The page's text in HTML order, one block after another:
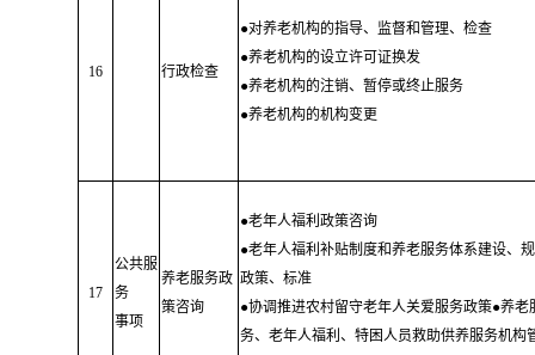
16 行政检查
●对养老机构的指导、监督和管理、检查
●养老机构的设立许可证换发
●养老机构的注销、暂停或终止服务
●养老机构的机构变更
17
公共服
务
事项
养老服务政
策咨询
●老年人福利政策咨询
●老年人福利补贴制度和养老服务体系建设、
政策、标准
●协调推进农村留守老年人关爱服务政策●养老
务、老年人福利、特困人员救助供养服务机构